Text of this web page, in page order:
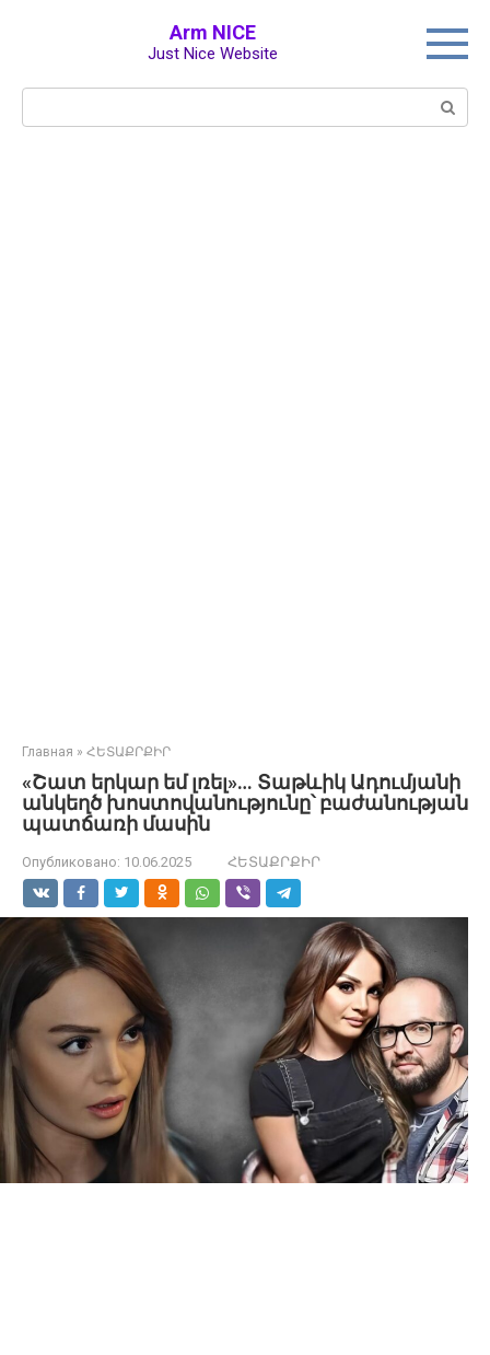
Arm NICE
Just Nice Website
Главная » ՀԵՏԱՔՐՔԻՐ
«Շատ երկար եմ լռել»… Տաթևիկ Ադումյանի
անկեղծ խոստովանությունը՝ բաժանության
պատճառի մասին
Опубликовано: 10.06.2025 ՀԵՏԱՔՐՔԻՐ